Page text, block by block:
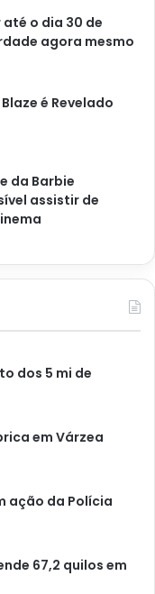
o dia 30 de
agora mesmo
é Revelado
da Barbie
assistir de
dos 5 mi de
em Várzea
ação da Polícia
67,2 quilos em